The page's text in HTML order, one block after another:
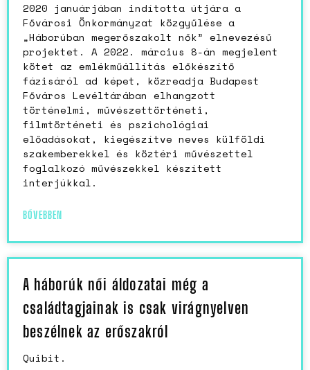
2020 januárjában indította útjára a
Fővárosi Önkormányzat közgyűlése a
„Háborúban megerőszakolt nők” elnevezésű
projektet. A 2022. március 8-án megjelent
kötet az emlékműállítás előkészítő
fázisáról ad képet, közreadja Budapest
Főváros Levéltárában elhangzott
történelmi, művészettörténeti,
filmtörténeti és pszichológiai
előadásokat, kiegészítve neves külföldi
szakemberekkel és köztéri művészettel
foglalkozó művészekkel készített
interjúkkal.
BŐVEBBEN
A háborúk női áldozatai még a
családtagjainak is csak virágnyelven
beszélnek az erőszakról
Quibit.